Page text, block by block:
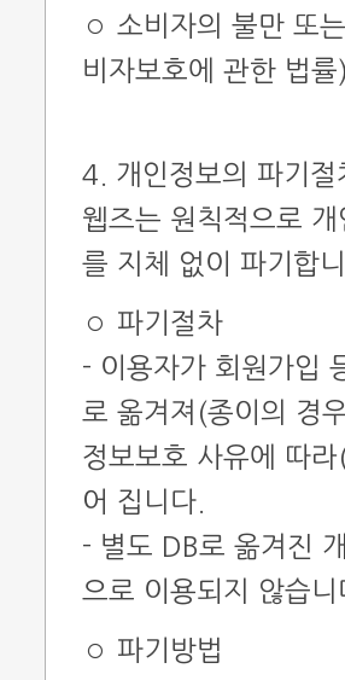
◦ 소비자의 불만 또
비자보호에 관한 법률
4. 개인정보의 파기절
웹즈는 원칙적으로
를 지체 없이 파기합
◦ 파기절차
- 이용자가 회원가입
로 옮겨져(종이의 경
정보보호 사유에 따
어 집니다.
- 별도 DB로 옮겨진
으로 이용되지 않습니
◦ 파기방법